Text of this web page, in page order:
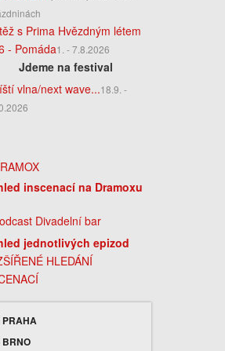
s Prima Hvězdným létem
- Pomáda1. - 7.8.2026
Jdeme na festival
vlna/next wave...18.9. -
inscenací na Dramoxu
jednotlivých epizod
HLEDÁNÍ
PRAHA
BRNO